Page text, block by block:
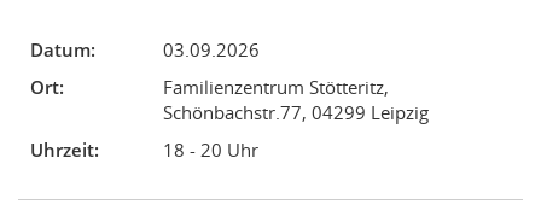
Datum:
03.09.2026
Ort:
Familienzentrum Stötteritz,
Schönbachstr.77, 04299 Leipzig
Uhrzeit:
18 - 20 Uhr